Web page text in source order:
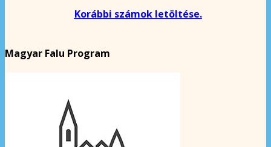
Korábbi számok letöltése.
Magyar Falu Program